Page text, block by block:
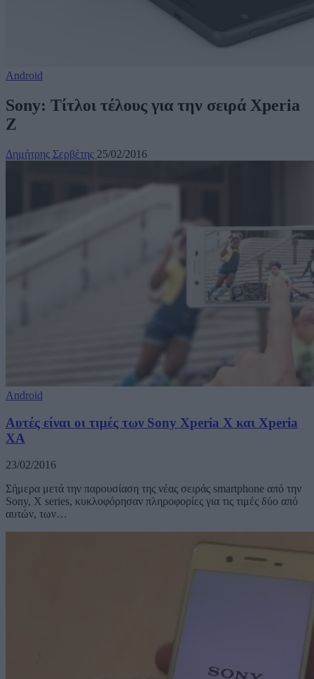
Android
Sony: Τίτλοι τέλους για την σειρά Xperia
Z
Δημήτρης Σερβέτης 25/02/2016
Android
Αυτές είναι οι τιμές των Sony Xperia X και Xperia
XA
23/02/2016
Σήμερα μετά την παρουσίαση της νέας σειράς smartphone από την
Sony, X series, κυκλοφόρησαν πληροφορίες για τις τιμές δύο από
αυτών, των…